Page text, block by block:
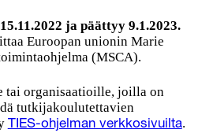
ja päättyy 9.1.2023.
Euroopan unionin Marie
(MSCA).
tai organisaatioille, joilla on
tutkijakoulutettavien
TIES-ohjelman verkkosivuilta.